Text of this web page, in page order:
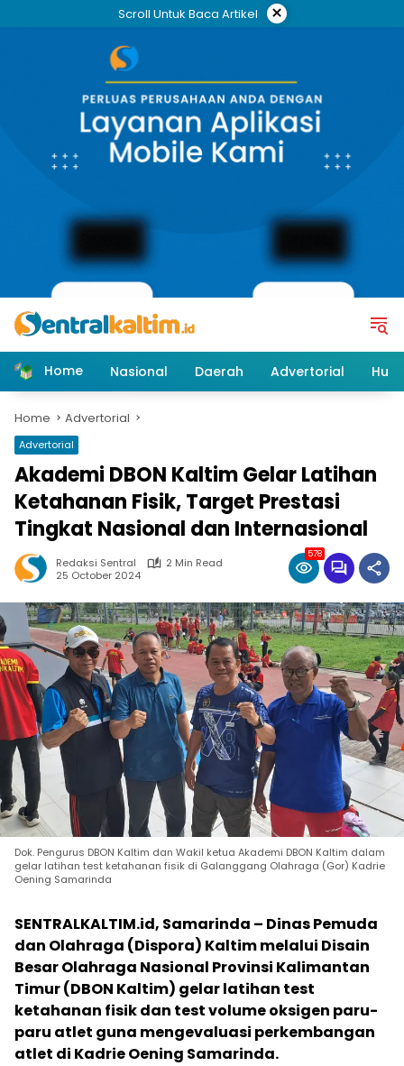
Scroll Untuk Baca Artikel ×
Home Nasional Daerah Advertorial
Home Advertorial
Advertorial
Akademi DBON Kaltim Gelar Latihan
Ketahanan Fisik, Target Prestasi
Tingkat Nasional dan Internasional
Redaksi Sentral
2 Min Read
25 October 2024
578
Dok. Pengurus DBON Kaltim dan Wakil ketua Akademi DBON Kaltim dalam
gelar latihan test ketahanan fisik di Galanggang Olahraga (Gor) Kadrie
Oening Samarinda
SENTRALKALTIM.id, Samarinda – Dinas Pemuda
dan Olahraga (Dispora) Kaltim melalui Disain
Besar Olahraga Nasional Provinsi Kalimantan
Timur (DBON Kaltim) gelar latihan test
ketahanan fisik dan test volume oksigen paru-
paru atlet guna mengevaluasi perkembangan
atlet di Kadrie Oening Samarinda.